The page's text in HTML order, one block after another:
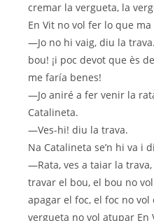
cremar la vergueta, la
En Vit no vol fer lo que
—Jo no hi vaig, diu la
bou! ¡i poc devot que ès
me faría benes!
—Jo aniré a fer venir la
Catalineta.
—Ves-hi! diu la trava.
Na Catalineta se’n hi va i
—Rata, ves a taiar la
travar el bou, el bou no vol
apagar el foc, el foc no
vergueta no vol atupar En